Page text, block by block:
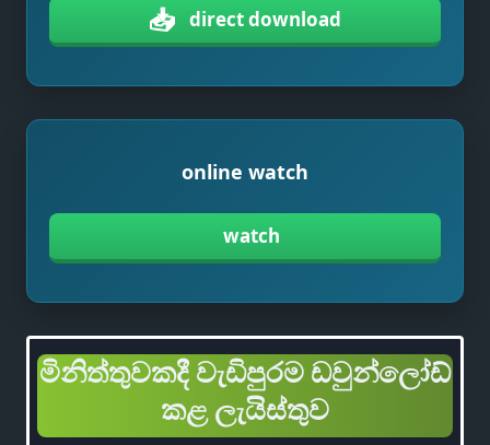
📥 direct download
online watch
watch
මිනිත්තුවකදී වැඩිපුරම ඩවුන්ලෝඩ්
කළ ලැයිස්තුව